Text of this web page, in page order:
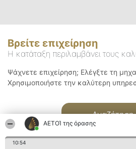
ΑΕΤΟΊ της όρασης
10:54
Βρείτε επιχείρηση
Η κατάταξη περιλαμβάνει τους
Ψάχνετε επιχείρηση; Ελέγξτε τη
Χρησιμοποιήστε την καλύτερη
Αναζήτηση